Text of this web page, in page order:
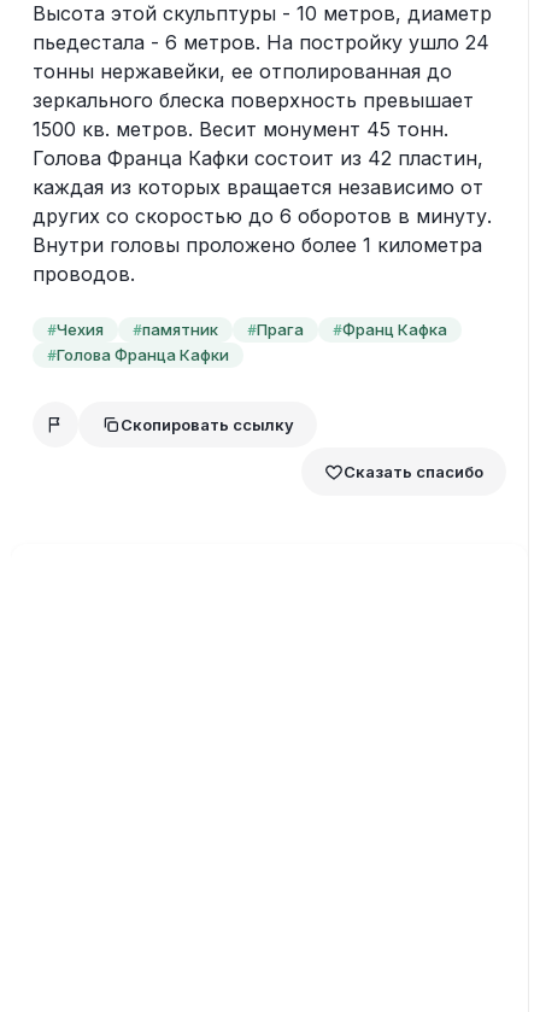
Высота этой скульптуры - 10 метров, диаметр
пьедестала - 6 метров. На постройку ушло 24
тонны нержавейки, ее отполированная до
зеркального блеска поверхность превышает
1500 кв. метров. Весит монумент 45 тонн.
Голова Франца Кафки состоит из 42 пластин,
каждая из которых вращается независимо от
других со скоростью до 6 оборотов в минуту.
Внутри головы проложено более 1 километра
проводов.
#Чехия #памятник #Прага #Франц Кафка
#Голова Франца Кафки
Скопировать ссылку
Сказать спасибо